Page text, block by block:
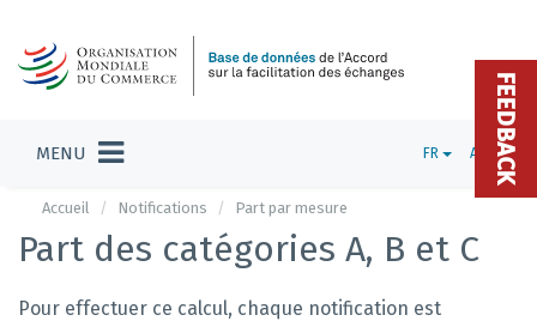
MENU FR ADMIN
Accueil Notifications Part par mesure
Part des catégories A, B et C
Pour effectuer ce calcul, chaque notification est
FEEDBACK